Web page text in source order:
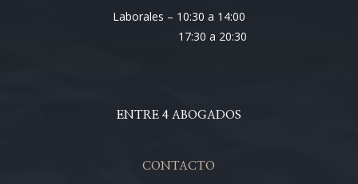
Laborales – 10:30 a 14:00
17:30 a 20:30
ENTRE 4 ABOGADOS
CONTACTO